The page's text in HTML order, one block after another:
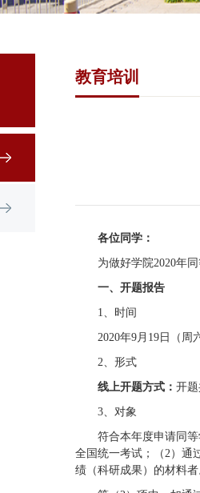
教育培训
各位同学：
为做好学院2020年
一、开题报告
1、时间
2020年9月19日（
2、形式
线上开题方式： 开
3、对象
符合本年度申请同
全国统一考试；（2）通
绩（科研成果）的材料者